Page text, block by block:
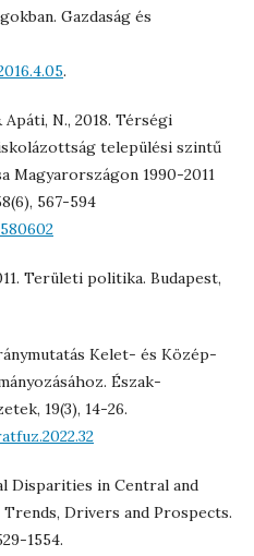
Gazdaság és
.
Apáti, N., 2018. Térségi
települési szintű
Magyarországon 1990-2011
567-594
Területi politika. Budapest,
Kelet- és Közép-
Észak-
19(3), 14-26.
Disparities in Central and
Drivers and Prospects.
1554.